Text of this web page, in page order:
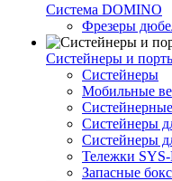
Система DOMINO
Фрезеры
Систейнеры и
Систейнеры
Мобильные
Систейнеры
Систейнеры
Тележки
Запасные